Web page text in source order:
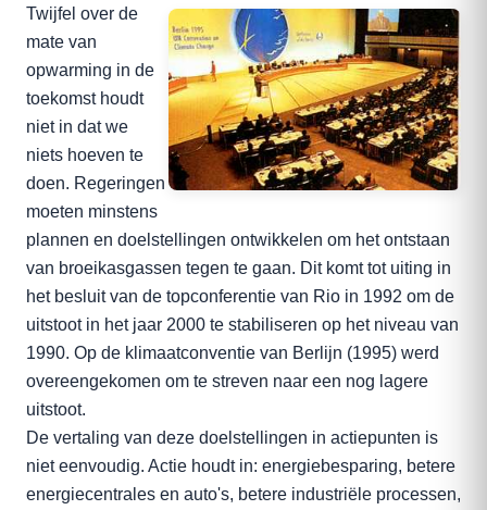
Twijfel over de
mate van
opwarming in de
toekomst houdt
niet in dat we
niets hoeven te
doen. Regeringen
moeten minstens
plannen en doelstellingen ontwikkelen om het ontstaan
van broeikasgassen tegen te gaan. Dit komt tot uiting in
het besluit van de topconferentie van Rio in 1992 om de
uitstoot in het jaar 2000 te stabiliseren op het niveau van
1990. Op de klimaatconventie van Berlijn (1995) werd
overeengekomen om te streven naar een nog lagere
uitstoot.
De vertaling van deze doelstellingen in actiepunten is
niet eenvoudig. Actie houdt in: energiebesparing, betere
energiecentrales en auto's, betere industriële processen,